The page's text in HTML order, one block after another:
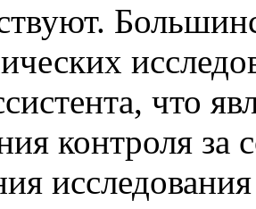
что
контроля за